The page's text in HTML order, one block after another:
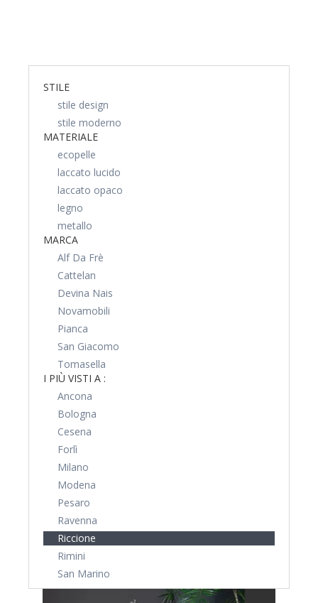
STILE
stile design
stile moderno
MATERIALE
ecopelle
laccato lucido
laccato opaco
legno
metallo
MARCA
Alf Da Frè
Cattelan
Devina Nais
Novamobili
Pianca
San Giacomo
Tomasella
I PIÙ VISTI A :
Ancona
Bologna
Cesena
Forlì
Milano
Modena
Pesaro
Ravenna
Riccione
Rimini
San Marino